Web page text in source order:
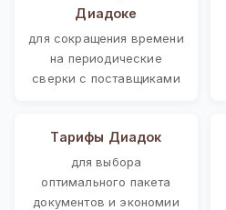
Диадоке
для сокращения времени
на периодические
сверки с поставщиками
Тарифы Диадок
для выбора
оптимального пакета
документов и экономии